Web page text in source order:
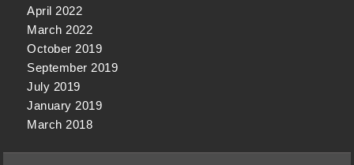
April 2022
March 2022
October 2019
September 2019
July 2019
January 2019
March 2018